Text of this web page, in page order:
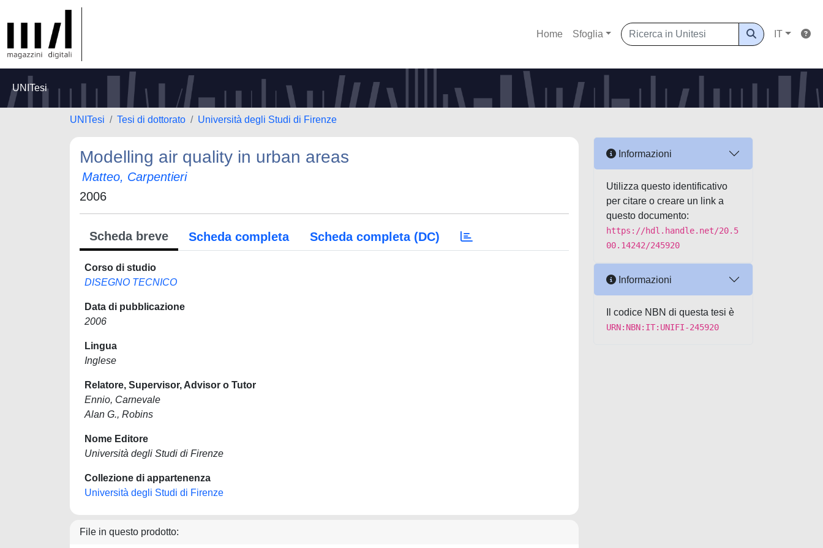
Home Sfoglia IT
UNITesi
UNITesi Tesi di dottorato Università degli Studi di Firenze
Modelling air quality in urban areas
Matteo, Carpentieri
2006
Scheda breve Scheda completa Scheda completa (DC)
Corso di studio
DISEGNO TECNICO
Data di pubblicazione
2006
Lingua
Inglese
Relatore, Supervisor, Advisor o Tutor
Ennio, Carnevale
Alan G., Robins
Nome Editore
Università degli Studi di Firenze
Collezione di appartenenza
Università degli Studi di Firenze
File in questo prodotto:
Informazioni
Utilizza questo identificativo
per citare o creare un link a
questo documento:
https://hdl.handle.net/20.5
00.14242/245920
Informazioni
Il codice NBN di questa tesi è
URN:NBN:IT:UNIFI-245920